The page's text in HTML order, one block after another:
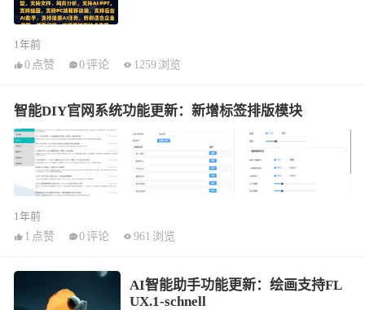
1年前
0 点赞 0评论 1259 浏览
智能DIY官网系统功能更新：新增标签排版模块
1年前
1 点赞 0评论 961 浏览
AI智能助手功能更新：绘画支持FL
UX.1-schnell